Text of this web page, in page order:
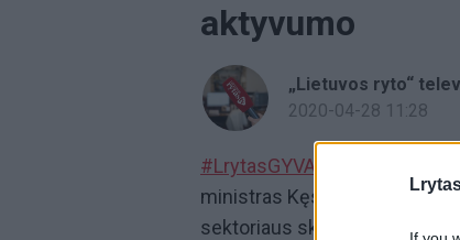
aktyvumo
„Lietuvos ryto“
2020-04-28 11:28
#LrytasGYVAI:
ministras Kęstutis Mažeika ir
sektoriaus skatinimo plano